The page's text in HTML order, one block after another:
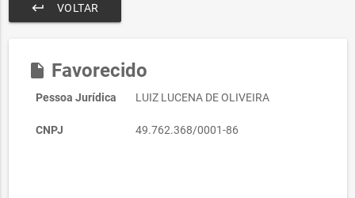
VOLTAR
keyboard_return
insert_drive_file Favorecido
Pessoa Jurídica LUIZ LUCENA DE OLIVEIRA
CNPJ 49.762.368/0001-86